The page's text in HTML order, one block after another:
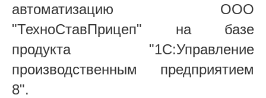
автоматизацию ООО
"ТехноСтавПрицеп" на базе
продукта "1С:Управление
производственным предприятием
8".